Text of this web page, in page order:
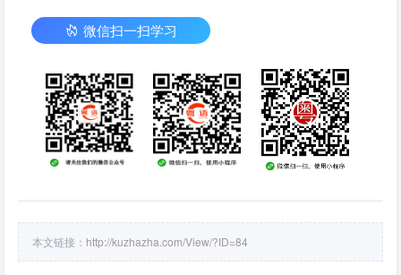
微信扫一扫学习
本文链接： http://kuzhazha.com/View/?ID=84